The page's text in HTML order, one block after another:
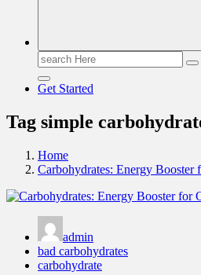
Search
for:
Get Started
Tag simple
Home
Carbohydrates: Energy Booster
admin
bad carbohydrates
carbohydrate